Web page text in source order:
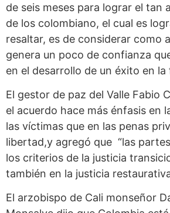
de seis meses para lograr el tan
de los colombiano, el cual es
resaltar, es de considerar como
genera un poco de confianza
en el desarrollo de un éxito en la
El gestor de paz del Valle Fabio
el acuerdo hace más énfasis en
las víctimas que en las penas
libertad,y agregó que “las
los criterios de la justicia
también en la justicia
El arzobispo de Cali monseñor